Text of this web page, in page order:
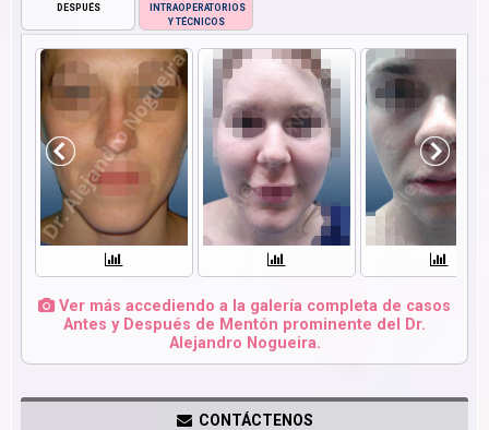
DESPUÉS
INTRAOPERATORIOS
Y TÉCNICOS
Ver más accediendo a la galería completa de casos
Antes y Después de Mentón prominente del Dr.
Alejandro Nogueira.
CONTÁCTENOS